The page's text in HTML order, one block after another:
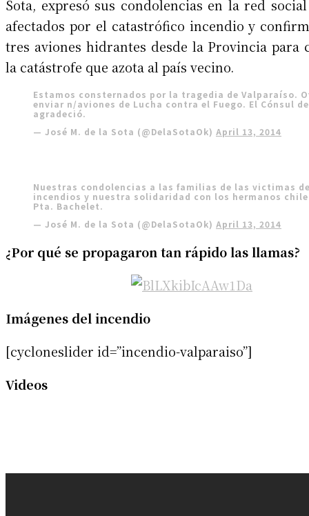
Sota, expresó sus condolencias en la red
afectados por el catastrófico incendio y
tres aviones hidrantes desde la Provincia para
la catástrofe que azota al país vecino.
Estamos consternados por la tragedia de Valparaíso.
enviar n/aviones de Lucha contra el Fuego. El Cónsul
agradeció.
— José M. de la Sota (@DelaSotaOk) April 13, 2014
Nuestras condolencias a las familias de las victimas
incendios y nuestra solidaridad con los hermanos
Pta. Bachelet.
— José M. de la Sota (@DelaSotaOk) April 13, 2014
¿Por qué se propagaron tan rápido las llamas?
Imágenes del incendio
[cycloneslider id=”incendio-valparaiso”]
Videos